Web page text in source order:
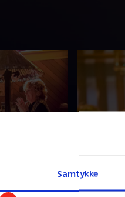
Samtykke
and Me
har
Eli. Ralph
8. The
Believing